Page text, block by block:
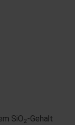
SiO2-Gehalt